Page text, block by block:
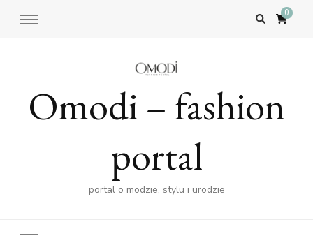
0
Omodi – fashion
portal
portal o modzie, stylu i urodzie